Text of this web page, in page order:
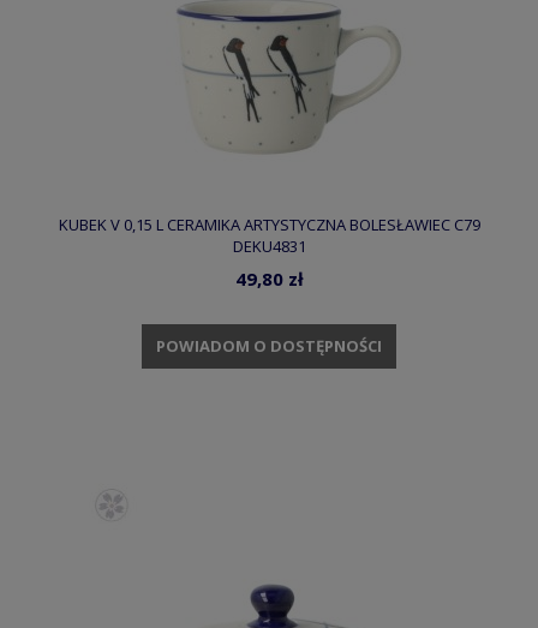
KUBEK V 0,15 L CERAMIKA ARTYSTYCZNA BOLESŁAWIEC C79
DEKU4831
49,80 zł
POWIADOM O DOSTĘPNOŚCI